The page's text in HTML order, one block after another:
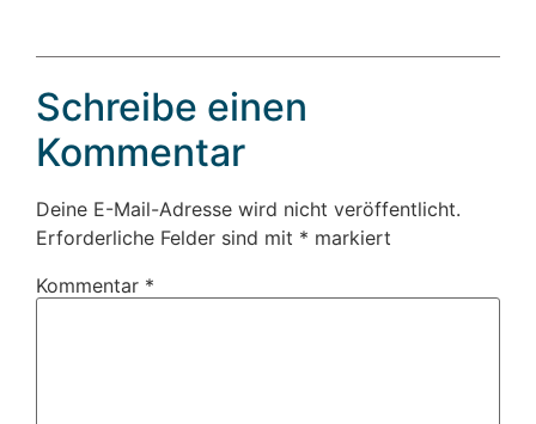
Schreibe einen
Kommentar
Deine E-Mail-Adresse wird nicht veröffentlicht.
Erforderliche Felder sind mit * markiert
Kommentar *